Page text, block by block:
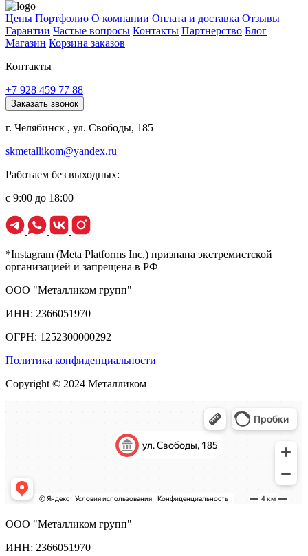
Цены Портфолио О компании Оплата и доставка Отзывы
Гарантии Частые вопросы Контакты Партнерство Блог
Магазин Корзина заказов
Контакты
+7 928 459 77 88
Заказать звонок
г. Челябинск , ул. Свободы, 185
skmetallikom@yandex.ru
Работаем без выходных:
с 9:00 до 18:00
*Instagram (Meta Platforms Inc.) признана экстремистской
организацией и запрещена в РФ
ООО "Металликом групп"
ИНН: 2366051970
ОГРН: 1252300000292
Политика конфиденциальности
Copyright © 2024 Металликом
ООО "Металликом групп"
ИНН: 2366051970